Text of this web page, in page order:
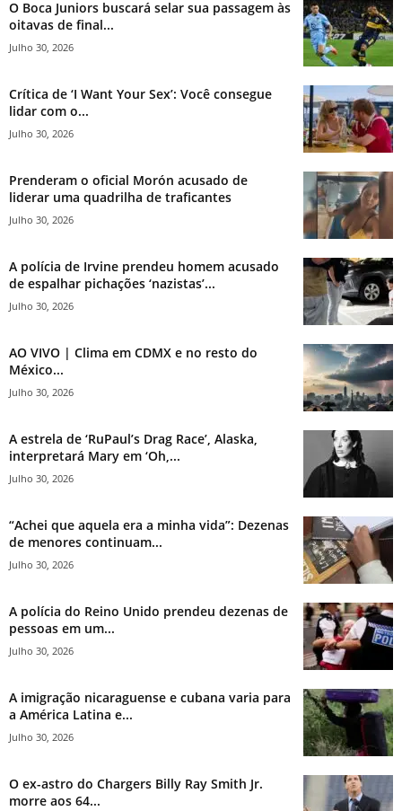
O Boca Juniors buscará selar sua passagem às
oitavas de final...
Julho 30, 2026
Crítica de ‘I Want Your Sex’: Você consegue
lidar com o...
Julho 30, 2026
Prenderam o oficial Morón acusado de
liderar uma quadrilha de traficantes
Julho 30, 2026
A polícia de Irvine prendeu homem acusado
de espalhar pichações ‘nazistas’...
Julho 30, 2026
AO VIVO | Clima em CDMX e no resto do
México...
Julho 30, 2026
A estrela de ‘RuPaul’s Drag Race’, Alaska,
interpretará Mary em ‘Oh,...
Julho 30, 2026
“Achei que aquela era a minha vida”: Dezenas
de menores continuam...
Julho 30, 2026
A polícia do Reino Unido prendeu dezenas de
pessoas em um...
Julho 30, 2026
A imigração nicaraguense e cubana varia para
a América Latina e...
Julho 30, 2026
O ex-astro do Chargers Billy Ray Smith Jr.
morre aos 64...